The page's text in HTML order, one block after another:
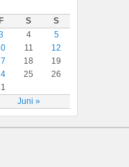
F S S
Juni »
4
5
11
12
18
19
25
26